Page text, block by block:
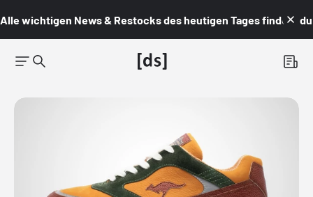
Alle wichtigen News & Restocks des heutigen Tages findest du